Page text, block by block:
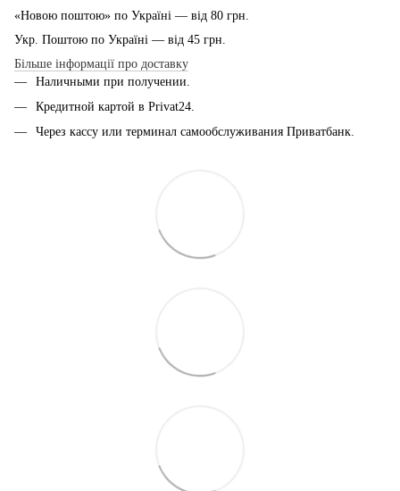
«Новою поштою» по Україні — від 80 грн.
Укр. Поштою по Україні — від 45 грн.
Більше інформації про доставку
Наличными при получении.
Кредитной картой в Privat24.
Через кассу или терминал самообслуживания Приватбанк.